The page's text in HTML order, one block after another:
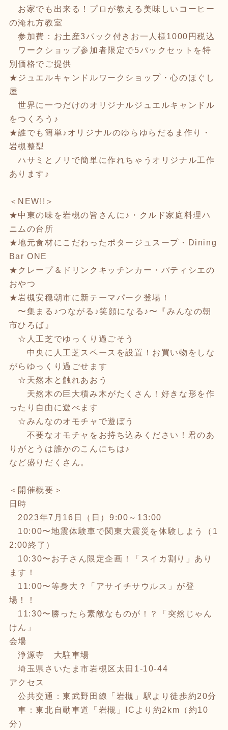
お家でも出来る！プロが教える美味しいコーヒー
の淹れ方教室
参加費：お土産3パック付きお一人様1000円税込
ワークショップ参加者限定で5パックセットを特
別価格でご提供
★ジュエルキャンドルワークショップ・心のほぐし
屋
世界に一つだけのオリジナルジュエルキャンドル
をつくろう♪
★誰でも簡単♪オリジナルのゆらゆらだるま作り・
岩槻整型
ハサミとノリで簡単に作れちゃうオリジナル工作
あります♪
＜NEW!!＞
★中東の味を岩槻の皆さんに♪・クルド家庭料理ハ
ニムの台所
★地元食材にこだわったポタージュスープ・Dining
Bar ONE
★クレープ＆ドリンクキッチンカー・パティシエの
おやつ
★岩槻安穏朝市に新テーマパーク登場！
〜集まる♪つながる♪笑顔になる♪〜『みんなの朝
市ひろば』
☆人工芝でゆっくり過ごそう
中央に人工芝スペースを設置！お買い物をしな
がらゆっくり過ごせます
☆天然木と触れあおう
天然木の巨大積み木がたくさん！好きな形を作
ったり自由に遊べます
☆みんなのオモチャで遊ぼう
不要なオモチャをお持ち込みください！君のあ
りがとうは誰かのこんにちは♪
など盛りだくさん。
＜開催概要＞
日時
2023年7月16日（日）9:00～13:00
10:00〜地震体験車で関東大震災を体験しよう（1
2:00終了）
10:30〜お子さん限定企画！「スイカ割り」あり
ます！
11:00〜等身大？「アサイチサウルス」が登
場！！
11:30〜勝ったら素敵なものが！？「突然じゃん
けん」
会場
浄源寺 大駐車場
埼玉県さいたま市岩槻区太田1-10-44
アクセス
公共交通：東武野田線「岩槻」駅より徒歩約20分
車：東北自動車道「岩槻」ICより約2km（約10
分）